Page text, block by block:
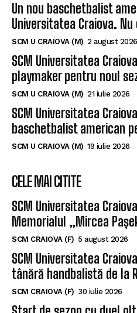
Un nou baschetbalist
Universitatea Craiova. Nu
SCM U CRAIOVA (M) 2 august 2026
SCM Universitatea
playmaker pentru noul
SCM U CRAIOVA (M) 21 iulie 2026
SCM Universitatea
baschetbalist american
SCM U CRAIOVA (M) 19 iulie 2026
CELE MAI CITITE
SCM Universitatea
Memorialul „Mircea
SCM CRAIOVA (F) 5 august 2026
SCM Universitatea
tânără handbalistă de la
SCM CRAIOVA (F) 30 iulie 2026